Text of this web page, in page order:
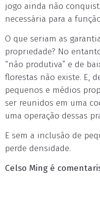
jogo ainda não
necessária para a
O que seriam as
propriedade? No
“não produtiva” e de
florestas não existe. E,
pequenos e médios
ser reunidos em uma
uma operação dessas
E sem a inclusão de
perde densidade.
Celso Ming é